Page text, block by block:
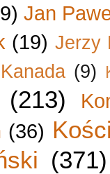
Jan
(19) Jerzy
Kanada (9)
(213)
(36)
(371)